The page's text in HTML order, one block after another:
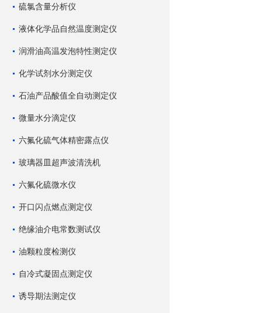
硫氯含量分析仪
液体化学品自然温度测定仪
润滑油高温发泡特性测定仪
化学试剂水分测定仪
石油产品酸值全自动测定仪
微量水分滴定仪
六氟化硫气体精密露点仪
玻璃器皿超声波清洗机
六氟化硫微水仪
开口闪点燃点测定仪
绝缘油介电常数测试仪
油颗粒度检测仪
自冷式凝固点测定仪
诱导期法测定仪